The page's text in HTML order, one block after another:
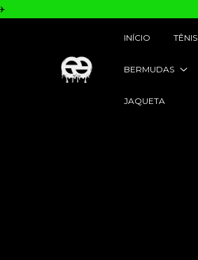
INÍCIO TÊNIS
BERMUDAS
JAQUETA